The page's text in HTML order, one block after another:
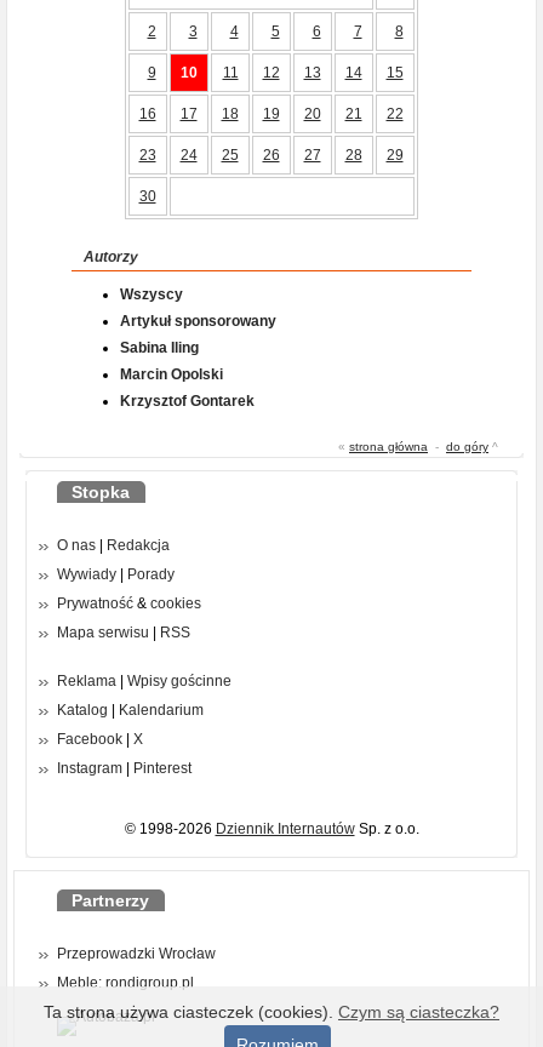
2 3 4 5 6 7 8
9 10 11 12 13 14 15
16 17 18 19 20 21 22
23 24 25 26 27 28 29
30
Autorzy
Wszyscy
Artykuł sponsorowany
Sabina Iling
Marcin Opolski
Krzysztof Gontarek
« strona główna - do góry ^
Stopka
O nas
Redakcja
Wywiady
Porady
Prywatność & cookies
Mapa serwisu
RSS
Reklama
Wpisy gościnne
Katalog
Kalendarium
Facebook
X
Instagram
Pinterest
© 1998-2026 Dziennik InternautówSp. z o.o.
Partnerzy
Przeprowadzki Wrocław
Meble: rondigroup.pl
Ta strona używa ciasteczek (cookies). Czym są ciasteczka?